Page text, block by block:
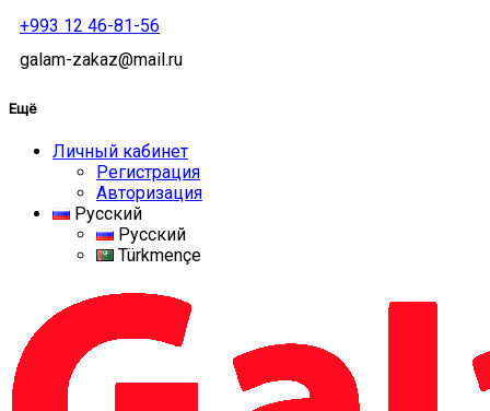
+993 12 46-81-56
galam-zakaz@mail.ru
Ещё
Личный кабинет
Регистрация
Авторизация
Русский
Русский
Türkmençe